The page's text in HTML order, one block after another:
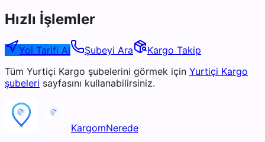
Hızlı İşlemler
Yol Tarifi Al Şubeyi Ara
Kargo Takip
Tüm Yurtiçi Kargo şubelerini görmek için Yurtiçi Kargo
şubeleri sayfasını kullanabilirsiniz.
KargomNerede